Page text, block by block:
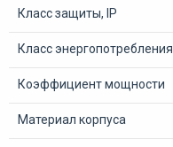
Класс защиты, IP
Класс энергопотребления
Коэффициент мощности
Материал корпуса